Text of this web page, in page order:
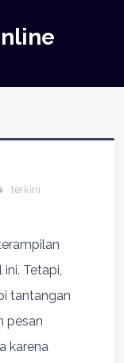
terkini
Tetapi,
tantangan
pesan
karena